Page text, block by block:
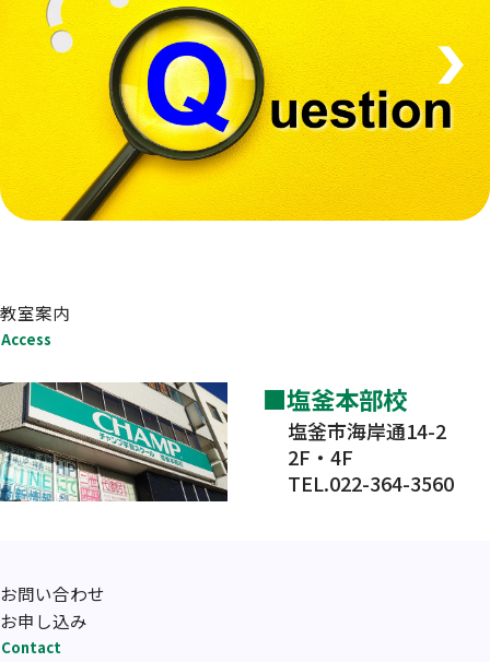
教室案内
Access
塩釜本部校
塩釜市海岸通14-2
2F・4F
TEL.022-364-3560
お問い合わせ
お申し込み
Contact